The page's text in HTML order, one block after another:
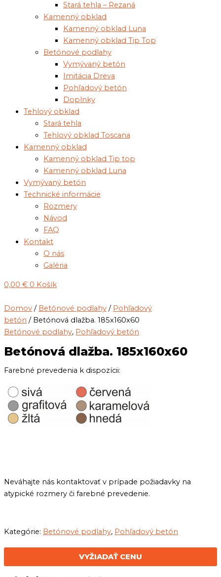
Stará tehla – Rezaná
Kamenný obklad
Kamenný obklad Luna
Kamenný obklad Tip Top
Betónové podlahy
Vymývaný betón
Imitácia Dreva
Pohľadový betón
Doplnky
Tehlový obklad
Stará tehla
Tehlový obklad Toscana
Kamenný obklad
Kamenný obklad Tip top
Kamenný obklad Luna
Vymývaný betón
Technické informácie
Rozmery
Návod
FAQ
Kontakt
O nás
Galéria
0,00 € 0 Košík
Domov / Betónové podlahy / Pohľadový
betón / Betónová dlažba. 185x160x60
Betónové podlahy, Pohľadový betón
Betónová dlažba. 185x160x60
Farebné prevedenia k dispozícii:
Neváhajte nás kontaktovať v prípade požiadavky na
atypické rozmery či farebné prevedenie.
Kategórie: Betónové podlahy, Pohľadový betón
VYŽIADAŤ CENU